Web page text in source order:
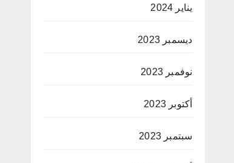
يناير 2024
ديسمبر 2023
نوفمبر 2023
أكتوبر 2023
سبتمبر 2023